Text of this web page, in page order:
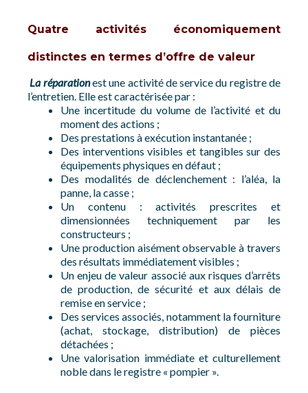
Quatre activités économiquement
distinctes en termes d’offre de valeur
La réparationest une activité de service du registre de
l’entretien. Elle est caractérisée par :
Une incertitude du volume de l’activité et du
moment des actions ;
Des prestations à exécution instantanée ;
Des interventions visibles et tangibles sur des
équipements physiques en défaut ;
Des modalités de déclenchement : l’aléa, la
panne, la casse ;
Un contenu : activités prescrites et
dimensionnées techniquement par les
constructeurs ;
Une production aisément observable à travers
des résultats immédiatement visibles ;
Un enjeu de valeur associé aux risques d’arrêts
de production, de sécurité et aux délais de
remise en service ;
Des services associés, notamment la fourniture
(achat, stockage, distribution) de pièces
détachées ;
Une valorisation immédiate et culturellement
noble dans le registre « pompier ».